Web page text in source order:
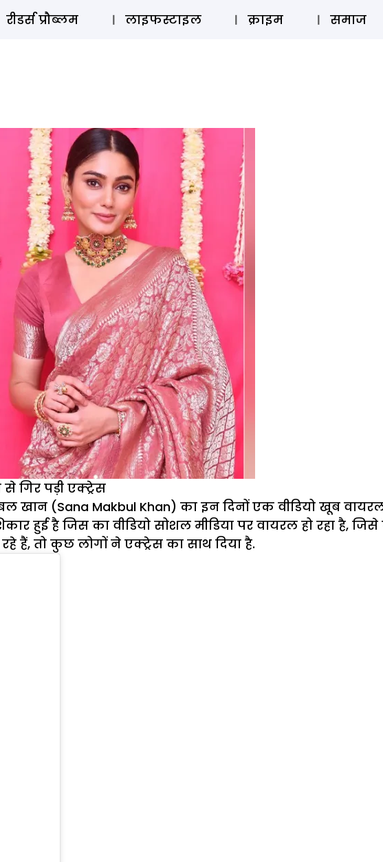
ऑडियो स्टोरी
रीडर्स प्रौब्लम लाइफस्टाइल क्राइम समाज
गिर पड़ी एक्ट्रेस
(Sana Makbul Khan) का इन दिनों एक वीडियो खूब वायरल
हुई है जिस का वीडियो सोशल मीडिया पर वायरल हो रहा है,
हैं, तो कुछ लोगों ने एक्ट्रेस का साथ दिया है.